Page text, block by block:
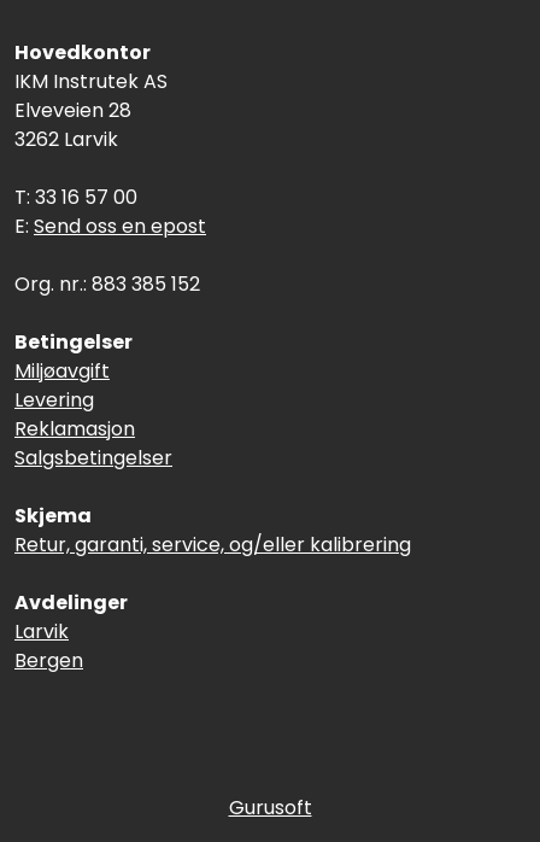
Hovedkontor
IKM Instrutek AS
Elveveien 28
3262 Larvik
T: 33 16 57 00
E: Send oss en epost
Org. nr.: 883 385 152
Betingelser
Miljøavgift
Levering
Reklamasjon
Salgsbetingelser
Skjema
Retur, garanti, service, og/eller kalibrering
Avdelinger
Larvik
Bergen
Gurusoft